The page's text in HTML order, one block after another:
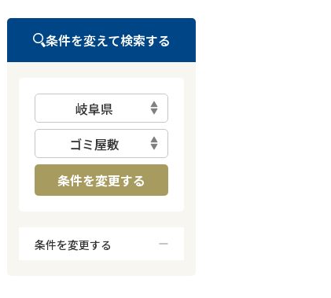
条件を変えて検索する
岐阜県
ゴミ屋敷
条件を変更する
条件を変更する